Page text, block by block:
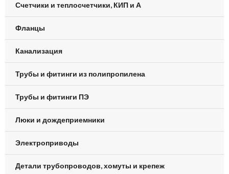
Счетчики и теплосчетчики, КИП и А
Фланцы
Канализация
Трубы и фитинги из полипропилена
Трубы и фитинги ПЭ
Люки и дождеприемники
Электроприводы
Детали трубопроводов, хомуты и крепеж